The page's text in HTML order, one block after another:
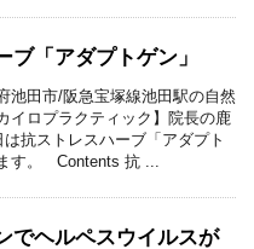
ブ「アダプトゲン」
池田市/阪急宝塚線池田駅の自然
イロプラクティック】院長の鹿
抗ストレスハーブ「アダプト
す。 Contents 抗 ...
でヘルペスウイルスが